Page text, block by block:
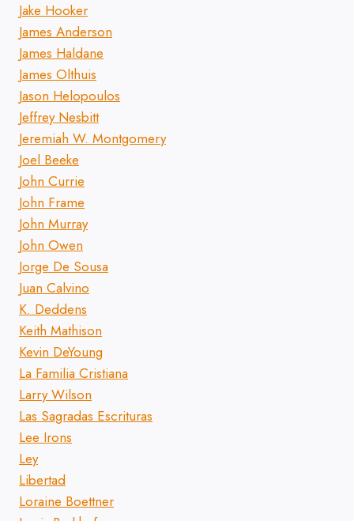
Jake Hooker
James Anderson
James Haldane
James Olthuis
Jason Helopoulos
Jeffrey Nesbitt
Jeremiah W. Montgomery
Joel Beeke
John Currie
John Frame
John Murray
John Owen
Jorge De Sousa
Juan Calvino
K. Deddens
Keith Mathison
Kevin DeYoung
La Familia Cristiana
Larry Wilson
Las Sagradas Escrituras
Lee Irons
Ley
Libertad
Loraine Boettner